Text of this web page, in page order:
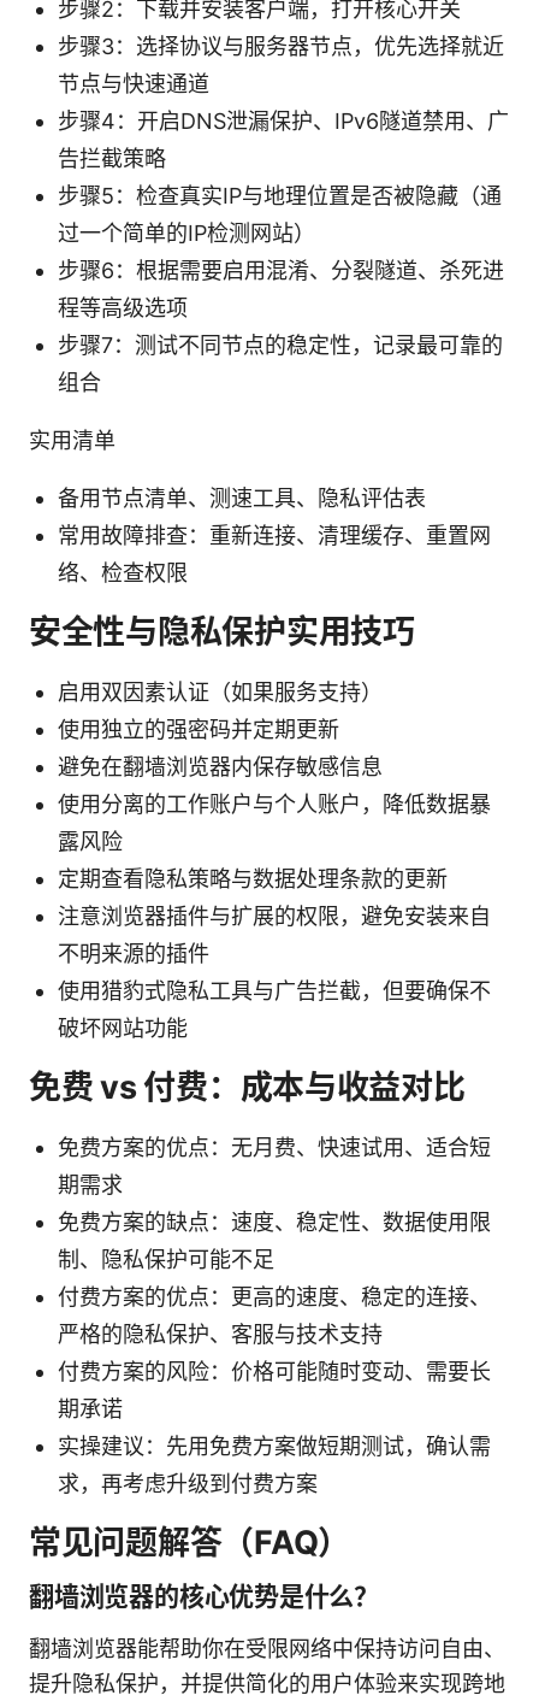
步骤2：下载并安装客户端，打开核心开关
步骤3：选择协议与服务器节点，优先选择就近
节点与快速通道
步骤4：开启DNS泄漏保护、IPv6隧道禁用、广
告拦截策略
步骤5：检查真实IP与地理位置是否被隐藏（通
过一个简单的IP检测网站）
步骤6：根据需要启用混淆、分裂隧道、杀死进
程等高级选项
步骤7：测试不同节点的稳定性，记录最可靠的
组合
实用清单
备用节点清单、测速工具、隐私评估表
常用故障排查：重新连接、清理缓存、重置网
络、检查权限
安全性与隐私保护实用技巧
启用双因素认证（如果服务支持）
使用独立的强密码并定期更新
避免在翻墙浏览器内保存敏感信息
使用分离的工作账户与个人账户，降低数据暴
露风险
定期查看隐私策略与数据处理条款的更新
注意浏览器插件与扩展的权限，避免安装来自
不明来源的插件
使用猎豹式隐私工具与广告拦截，但要确保不
破坏网站功能
免费 vs 付费：成本与收益对比
免费方案的优点：无月费、快速试用、适合短
期需求
免费方案的缺点：速度、稳定性、数据使用限
制、隐私保护可能不足
付费方案的优点：更高的速度、稳定的连接、
严格的隐私保护、客服与技术支持
付费方案的风险：价格可能随时变动、需要长
期承诺
实操建议：先用免费方案做短期测试，确认需
求，再考虑升级到付费方案
常见问题解答（FAQ）
翻墙浏览器的核心优势是什么？
翻墙浏览器能帮助你在受限网络中保持访问自由、
提升隐私保护，并提供简化的用户体验来实现跨地